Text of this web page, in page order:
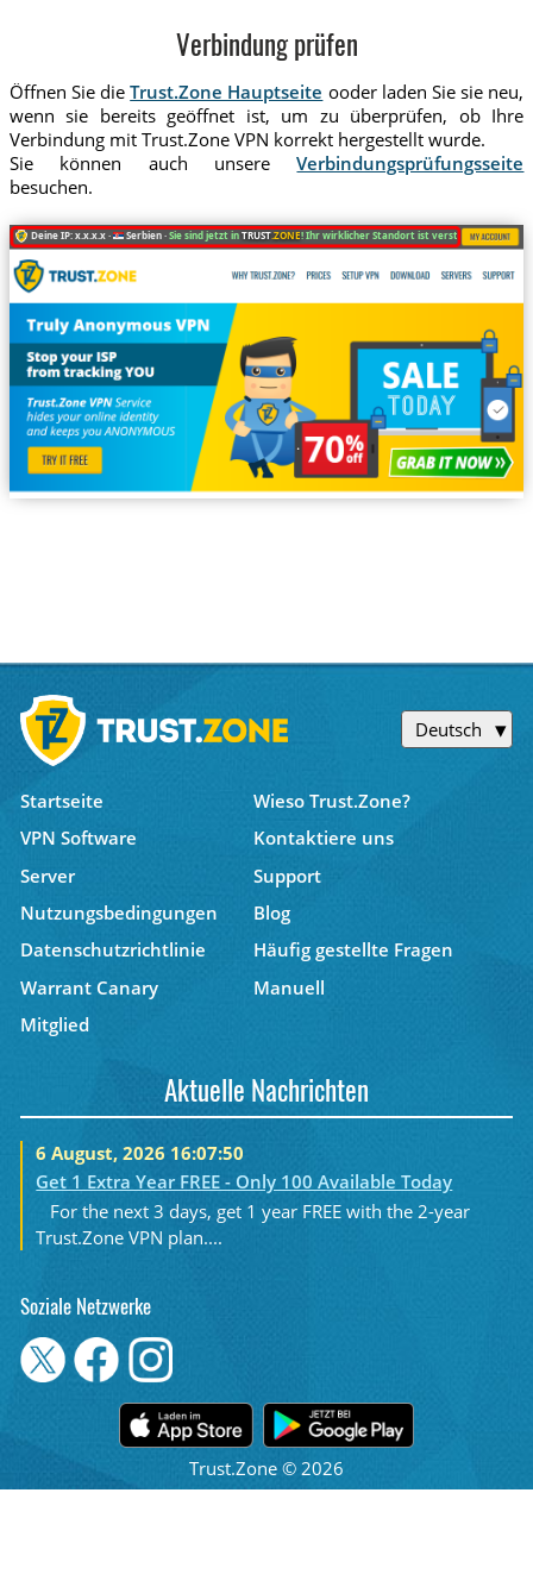
Verbindung prüfen
Öffnen Sie dieTrust.Zone Hauptseite ooder laden Sie sie neu,
wenn sie bereits geöffnet ist, um zu überprüfen, ob Ihre
Verbindung mit Trust.Zone VPN korrekt hergestellt wurde.
Sie können auch unsereVerbindungsprüfungsseite
besuchen.
Deine IP: x.x.x.x · Serbien ·Sie sind jetzt inTRUST.ZONE! Ihr wirklicher Standort ist versteckt!
Deutsch
Startseite
Wieso Trust.Zone?
VPN Software
Kontaktiere uns
Server
Support
Nutzungsbedingungen
Blog
Datenschutzrichtlinie
Häufig gestellte Fragen
Warrant Canary
Manuell
Mitglied
Aktuelle Nachrichten
6 August, 2026 16:07:50
Get 1 Extra Year FREE - Only 100 Available Today
For the next 3 days, get 1 year FREE with the 2-year
Trust.Zone VPN plan....
Soziale Netzwerke
Trust.Zone © 2026